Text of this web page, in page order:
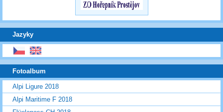
Jazyky
Fotoalbum
Alpi Ligure 2018
Alpi Maritime F 2018